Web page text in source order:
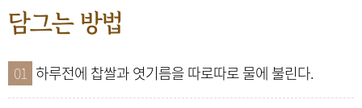
담그는 방법
01 하루전에 찹쌀과 엿기름을 따로따로 물에 불린다.